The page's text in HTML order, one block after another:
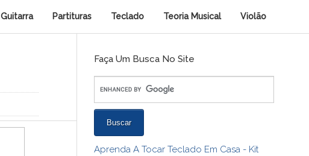
Guitarra Partituras Teclado Teoria Musical Violão
Faça Um Busca No Site
Aprenda A Tocar Teclado Em Casa - Kit